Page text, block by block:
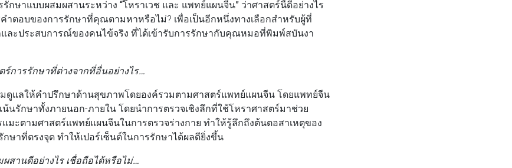
กษาแบบผสมผสานระหว่าง “โหราเวช และ แพทย์แผนจีน” ว่าศาสตร์นี้ดีอย่างไร
ำตอบของการรักษาที่คุณตามหาหรือไม่? เพื่อเป็นอีกหนึ่งทางเลือกสำหรับผู้ที่
ละประสบการณ์ของคนไข้จริง ที่ได้เข้ารับการรักษากับคุณหมอที่พิมพ์สบันงา
การรักษาที่ต่างจากที่อื่นอย่างไร…
แลให้คำปรึกษาด้านสุขภาพโดยองค์รวมตามศาสตร์แพทย์แผนจีน โดยแพทย์จีน
นรักษาทั้งภายนอก-ภายใน โดยนำการตรวจเชิงลึกที่ใช้โหราศาสตร์มาช่วย
มะตามศาสตร์แพทย์แผนจีนในการตรวจร่างกาย ทำให้รู้ลึกถึงต้นตอสาเหตุของ
ษาที่ตรงจุด ทำให้เปอร์เซ็นต์ในการรักษาได้ผลดียิ่งขึ้น
สานดีอย่างไร เชื่อถือได้หรือไม่…